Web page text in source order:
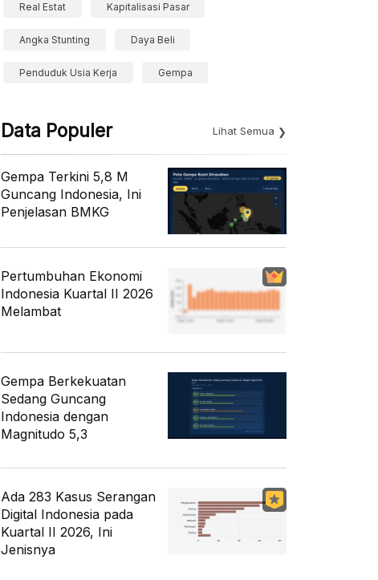
Real Estat Kapitalisasi Pasar
Angka Stunting Daya Beli
Penduduk Usia Kerja Gempa
Data Populer Lihat Semua
Gempa Terkini 5,8 M
Guncang Indonesia, Ini
Penjelasan BMKG
Pertumbuhan Ekonomi
Indonesia Kuartal II 2026
Melambat
Gempa Berkekuatan
Sedang Guncang
Indonesia dengan
Magnitudo 5,3
Ada 283 Kasus Serangan
Digital Indonesia pada
Kuartal II 2026, Ini
Jenisnya